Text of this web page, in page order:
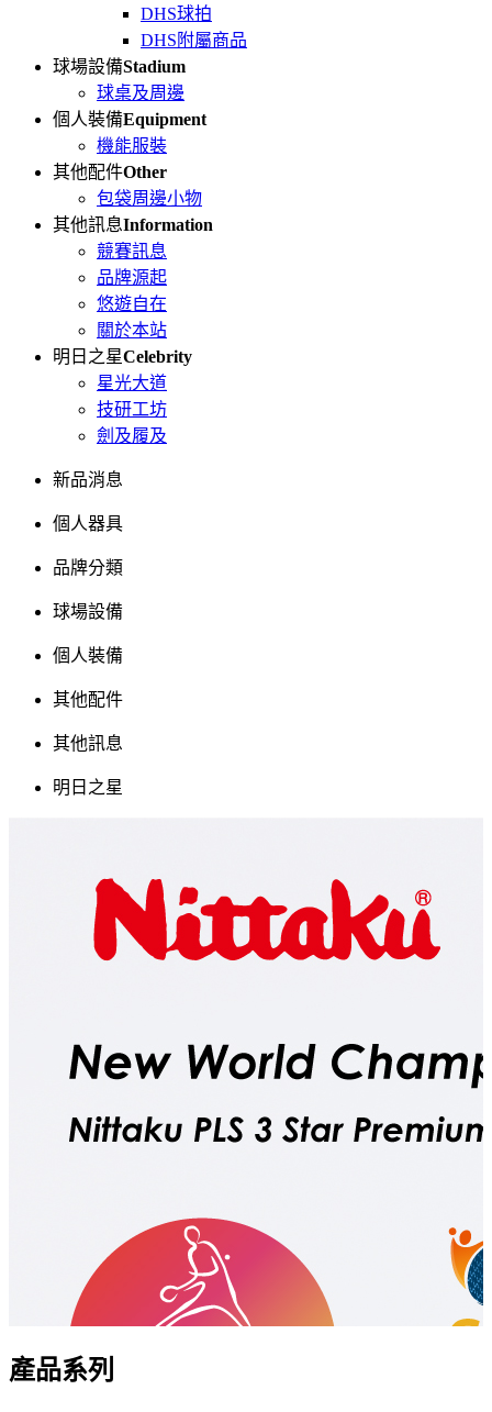
DHS球拍
DHS附屬商品
球場設備Stadium
球桌及周邊
個人裝備Equipment
機能服裝
其他配件Other
包袋周邊小物
其他訊息Information
競賽訊息
品牌源起
悠遊自在
關於本站
明日之星Celebrity
星光大道
技研工坊
劍及履及
新品消息
個人器具
品牌分類
球場設備
個人裝備
其他配件
其他訊息
明日之星
產品系列